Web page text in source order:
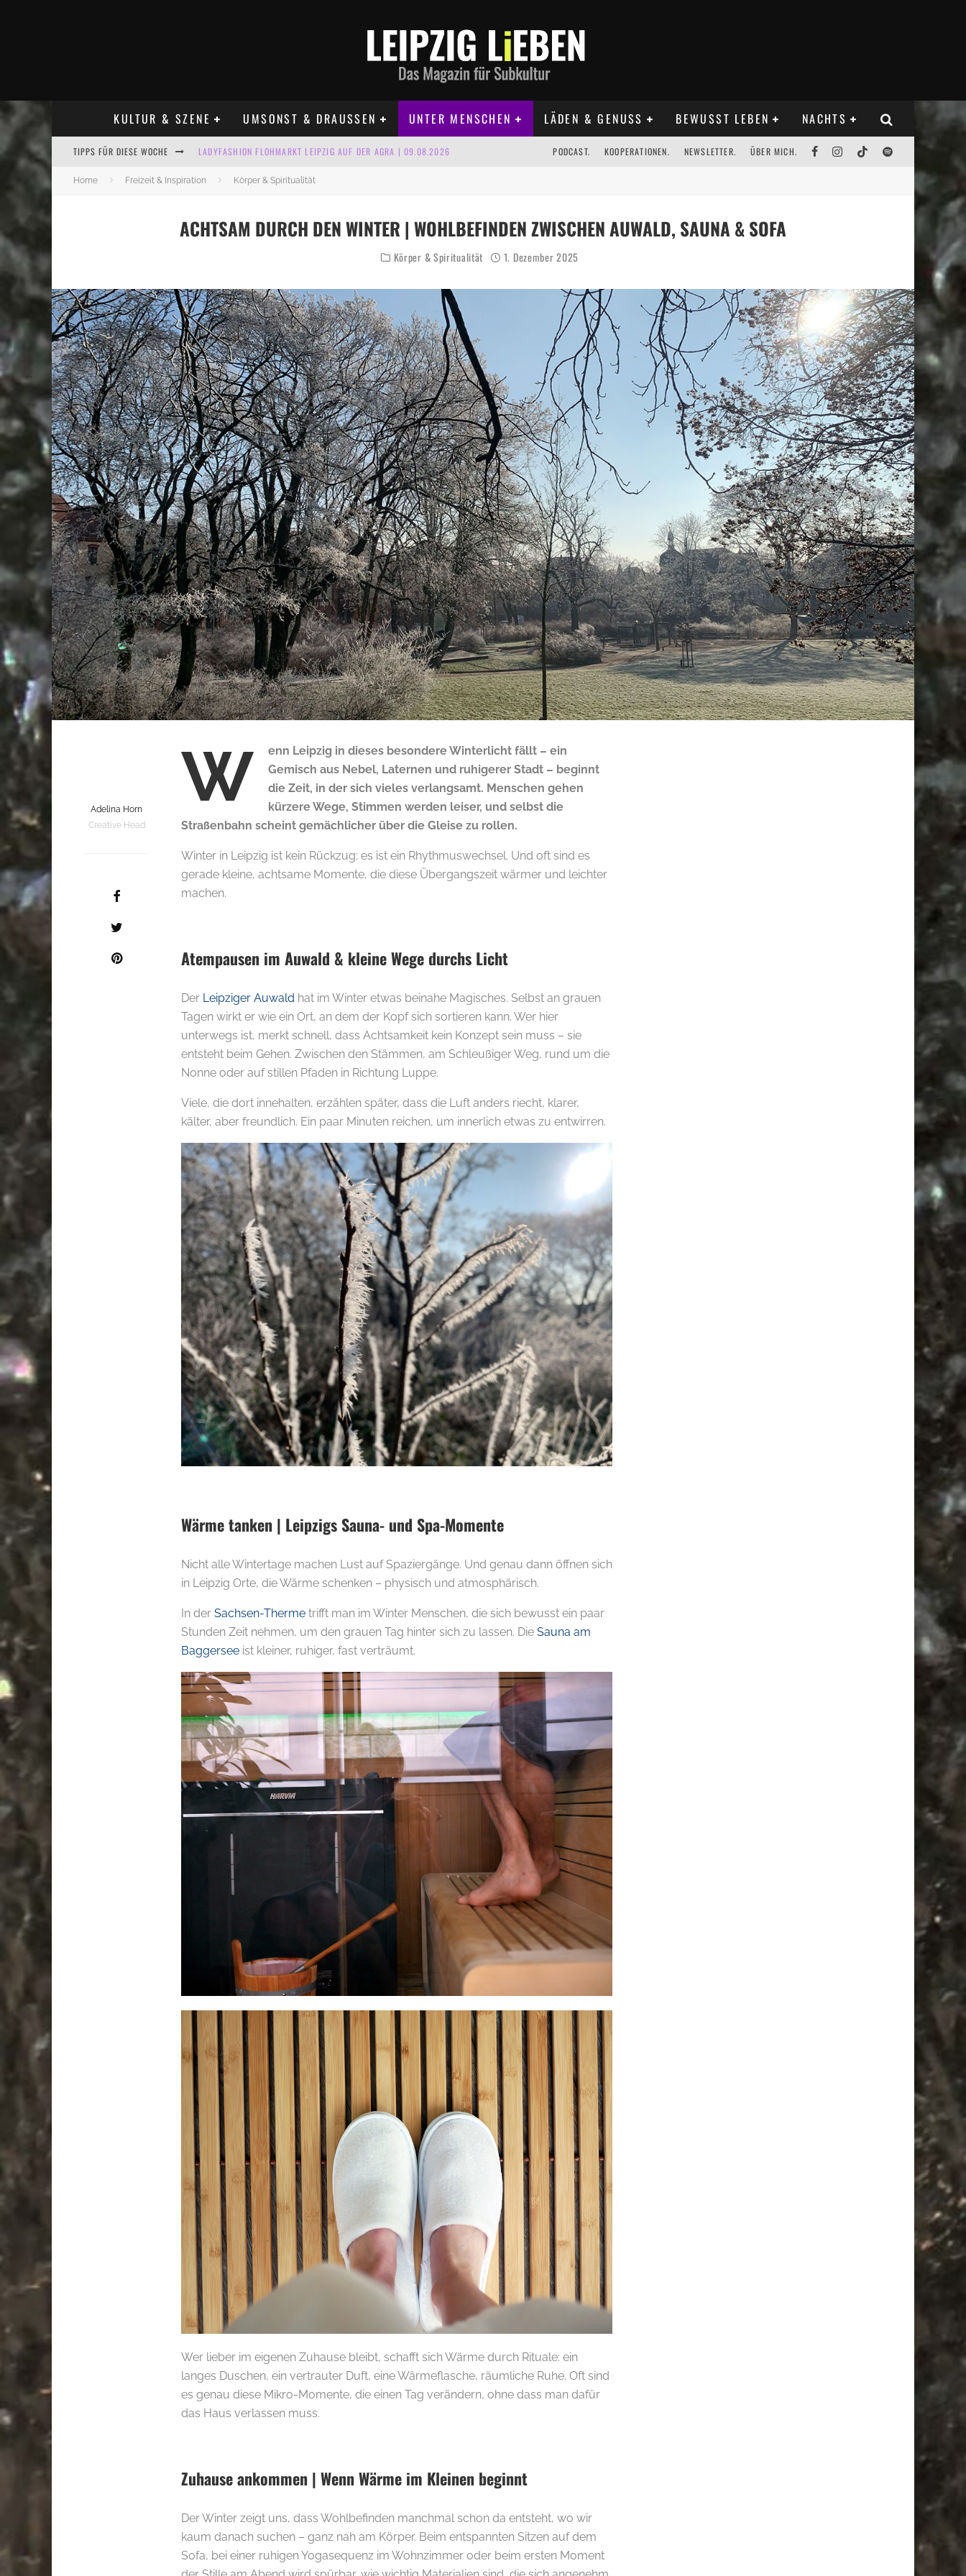
KULTUR & SZENE UMSONST & DRAUSSEN UNTER MENSCHEN LÄDEN & GENUSS BEWUSST LEBEN NACHTS
TIPPS FÜR DIESE WOCHE LADYFASHION FLOHMARKT LEIPZIG AUF DER AGRA | 09.08.2026
HOSENSCHEISSER FLOHMARKT LEIPZIG | 09.08.2026
ALLE FLOHMARKT LEIPZIG AUGUST TERMINE 2026
KINDERFLOHMÄRKTE IN LEIPZIG | ALLE TERMINE 2026
ALLE FLOHMARKT & TRÖDELMARKT TERMINE LEIPZIG 2026
PODCAST. KOOPERATIONEN. NEWSLETTER. ÜBER MICH.
Home Freizeit & Inspiration Körper & Spiritualität
ACHTSAM DURCH DEN WINTER | WOHLBEFINDEN ZWISCHEN AUWALD, SAUNA & SOFA
Körper & Spiritualität 1. Dezember 2025
Adelina Horn
Creative Head
W
enn Leipzig in dieses besondere Winterlicht fällt – ein
Gemisch aus Nebel, Laternen und ruhigerer Stadt – beginnt
die Zeit, in der sich vieles verlangsamt. Menschen gehen
kürzere Wege, Stimmen werden leiser, und selbst die
Straßenbahn scheint gemächlicher über die Gleise zu rollen.
Winter in Leipzig ist kein Rückzug; es ist ein Rhythmuswechsel. Und oft sind es
gerade kleine, achtsame Momente, die diese Übergangszeit wärmer und leichter
machen.
Atempausen im Auwald & kleine Wege durchs Licht
Der Leipziger Auwald hat im Winter etwas beinahe Magisches. Selbst an grauen
Tagen wirkt er wie ein Ort, an dem der Kopf sich sortieren kann. Wer hier
unterwegs ist, merkt schnell, dass Achtsamkeit kein Konzept sein muss – sie
entsteht beim Gehen. Zwischen den Stämmen, am Schleußiger Weg, rund um die
Nonne oder auf stillen Pfaden in Richtung Luppe.
Viele, die dort innehalten, erzählen später, dass die Luft anders riecht, klarer,
kälter, aber freundlich. Ein paar Minuten reichen, um innerlich etwas zu entwirren.
Wärme tanken | Leipzigs Sauna- und Spa-Momente
Nicht alle Wintertage machen Lust auf Spaziergänge. Und genau dann öffnen sich
in Leipzig Orte, die Wärme schenken – physisch und atmosphärisch.
In der Sachsen-Therme trifft man im Winter Menschen, die sich bewusst ein paar
Stunden Zeit nehmen, um den grauen Tag hinter sich zu lassen. Die Sauna am
Baggersee ist kleiner, ruhiger, fast verträumt.
Wer lieber im eigenen Zuhause bleibt, schafft sich Wärme durch Rituale: ein
langes Duschen, ein vertrauter Duft, eine Wärmeflasche, räumliche Ruhe. Oft sind
es genau diese Mikro-Momente, die einen Tag verändern, ohne dass man dafür
das Haus verlassen muss.
Zuhause ankommen | Wenn Wärme im Kleinen beginnt
Der Winter zeigt uns, dass Wohlbefinden manchmal schon da entsteht, wo wir
kaum danach suchen – ganz nah am Körper. Beim entspannten Sitzen auf dem
Sofa, bei einer ruhigen Yogasequenz im Wohnzimmer oder beim ersten Moment